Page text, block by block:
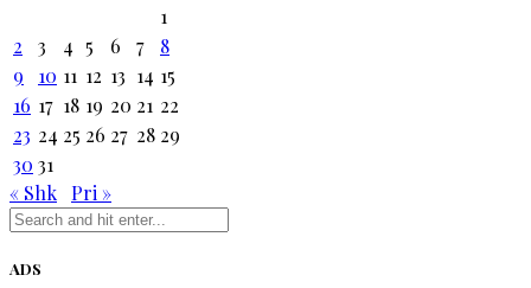
1
2
3 4 5 6 7
8
9
10 11 12 13 14 15
16 17 18 19 20 21 22
23 24 25 26 27 28 29
30 31
« Shk
Pri »
ADS